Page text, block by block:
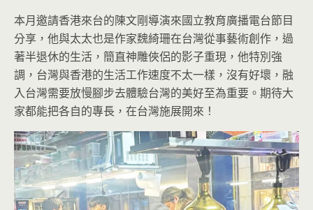
本月邀請香港來台的陳文剛導演來國立教育廣播電台節目
分享，他與太太也是作家魏綺珊在台灣從事藝術創作，過
著半退休的生活，簡直神雕俠侶的影子重現，他特別強
調，台灣與香港的生活工作速度不太一樣，沒有好壞，融
入台灣需要放慢腳步去體驗台灣的美好至為重要。期待大
家都能把各自的專長，在台灣施展開來！